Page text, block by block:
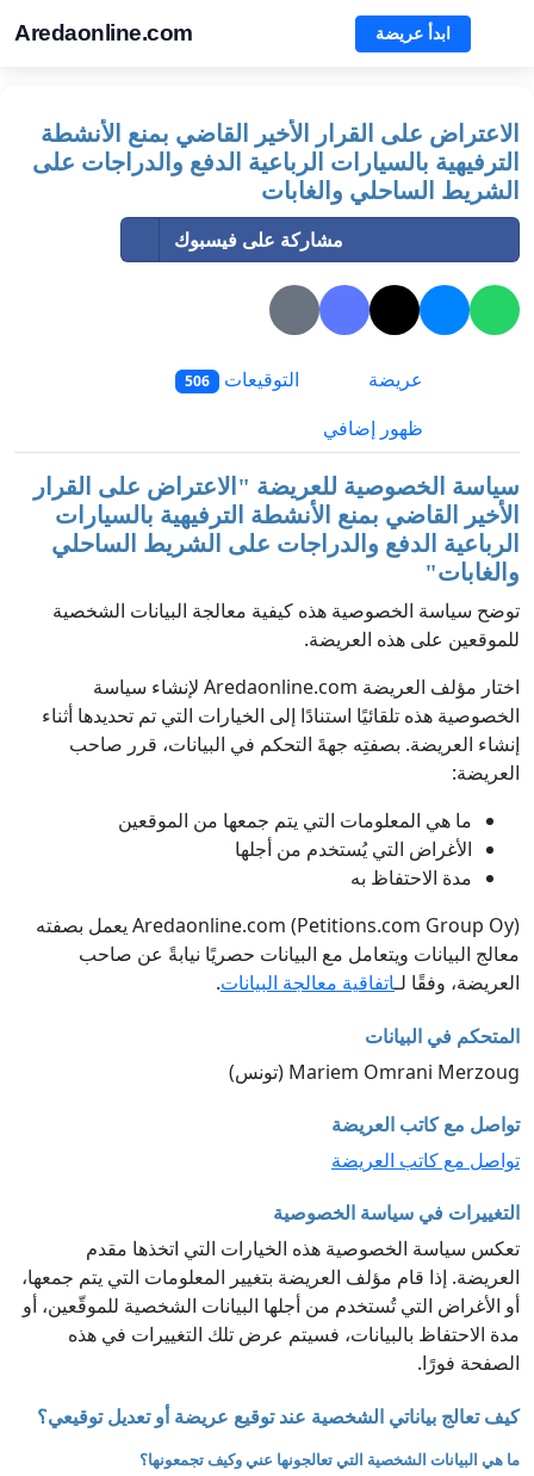
Aredaonline.com ابدأ عريضة
الاعتراض على القرار الأخير القاضي بمنع الأنشطة
الترفيهية بالسيارات الرباعية الدفع والدراجات على
الشريط الساحلي والغابات
مشاركة على فيسبوك
عريضة التوقيعات 506
ظهور إضافي
سياسة الخصوصية للعريضة " الاعتراض على القرار
الأخير القاضي بمنع الأنشطة الترفيهية بالسيارات
الرباعية الدفع والدراجات على الشريط الساحلي
والغابات"
توضح سياسة الخصوصية هذه كيفية معالجة البيانات الشخصية
للموقعين على هذه العريضة.
اختار مؤلف العريضة Aredaonline.com لإنشاء سياسة
الخصوصية هذه تلقائيًا استنادًا إلى الخيارات التي تم تحديدها أثناء
إنشاء العريضة. بصفتِه جهةَ التحكم في البيانات، قرر صاحب
العريضة:
ما هي المعلومات التي يتم جمعها من الموقعين
الأغراض التي يُستخدم من أجلها
مدة الاحتفاظ به
Aredaonline.com (Petitions.com Group Oy) يعمل بصفته
معالج البيانات ويتعامل مع البيانات حصريًا نيابةً عن صاحب
العريضة، وفقًا لـاتفاقية معالجة البيانات.
المتحكم في البيانات
Mariem Omrani Merzoug (تونس)
تواصل مع كاتب العريضة
تواصل مع كاتب العريضة
التغييرات في سياسة الخصوصية
تعكس سياسة الخصوصية هذه الخيارات التي اتخذها مقدم
العريضة. إذا قام مؤلف العريضة بتغيير المعلومات التي يتم جمعها،
أو الأغراض التي تُستخدم من أجلها البيانات الشخصية للموقّعين، أو
مدة الاحتفاظ بالبيانات، فسيتم عرض تلك التغييرات في هذه
الصفحة فورًا.
كيف تعالج بياناتي الشخصية عند توقيع عريضة أو تعديل توقيعي؟
ما هي البيانات الشخصية التي تعالجونها عني وكيف تجمعونها؟